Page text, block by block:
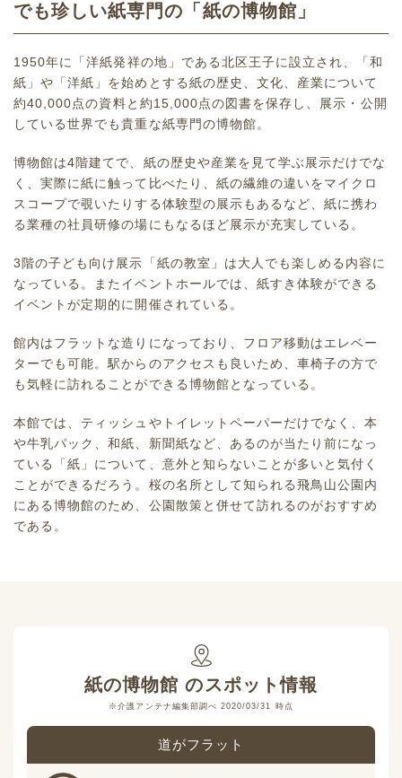
でも珍しい紙専門の「紙の博物館」
1950年に「洋紙発祥の地」である北区王子に設立され、「和
紙」や「洋紙」を始めとする紙の歴史、文化、産業について
約40,000点の資料と約15,000点の図書を保存し、展示・公開
している世界でも貴重な紙専門の博物館。
博物館は4階建てで、紙の歴史や産業を見て学ぶ展示だけでな
く、実際に紙に触って比べたり、紙の繊維の違いをマイクロ
スコープで覗いたりする体験型の展示もあるなど、紙に携わ
る業種の社員研修の場にもなるほど展示が充実している。
3階の子ども向け展示「紙の教室」は大人でも楽しめる内容に
なっている。またイベントホールでは、紙すき体験ができる
イベントが定期的に開催されている。
館内はフラットな造りになっており、フロア移動はエレベー
ターでも可能。駅からのアクセスも良いため、車椅子の方で
も気軽に訪れることができる博物館となっている。
本館では、ティッシュやトイレットペーパーだけでなく、本
や牛乳パック、和紙、新聞紙など、あるのが当たり前になっ
ている「紙」について、意外と知らないことが多いと気付く
ことができるだろう。桜の名所として知られる飛鳥山公園内
にある博物館のため、公園散策と併せて訪れるのがおすすめ
である。
紙の博物館のスポット情報
※介護アンテナ編集部調べ 2020/03/31 時点
道がフラット